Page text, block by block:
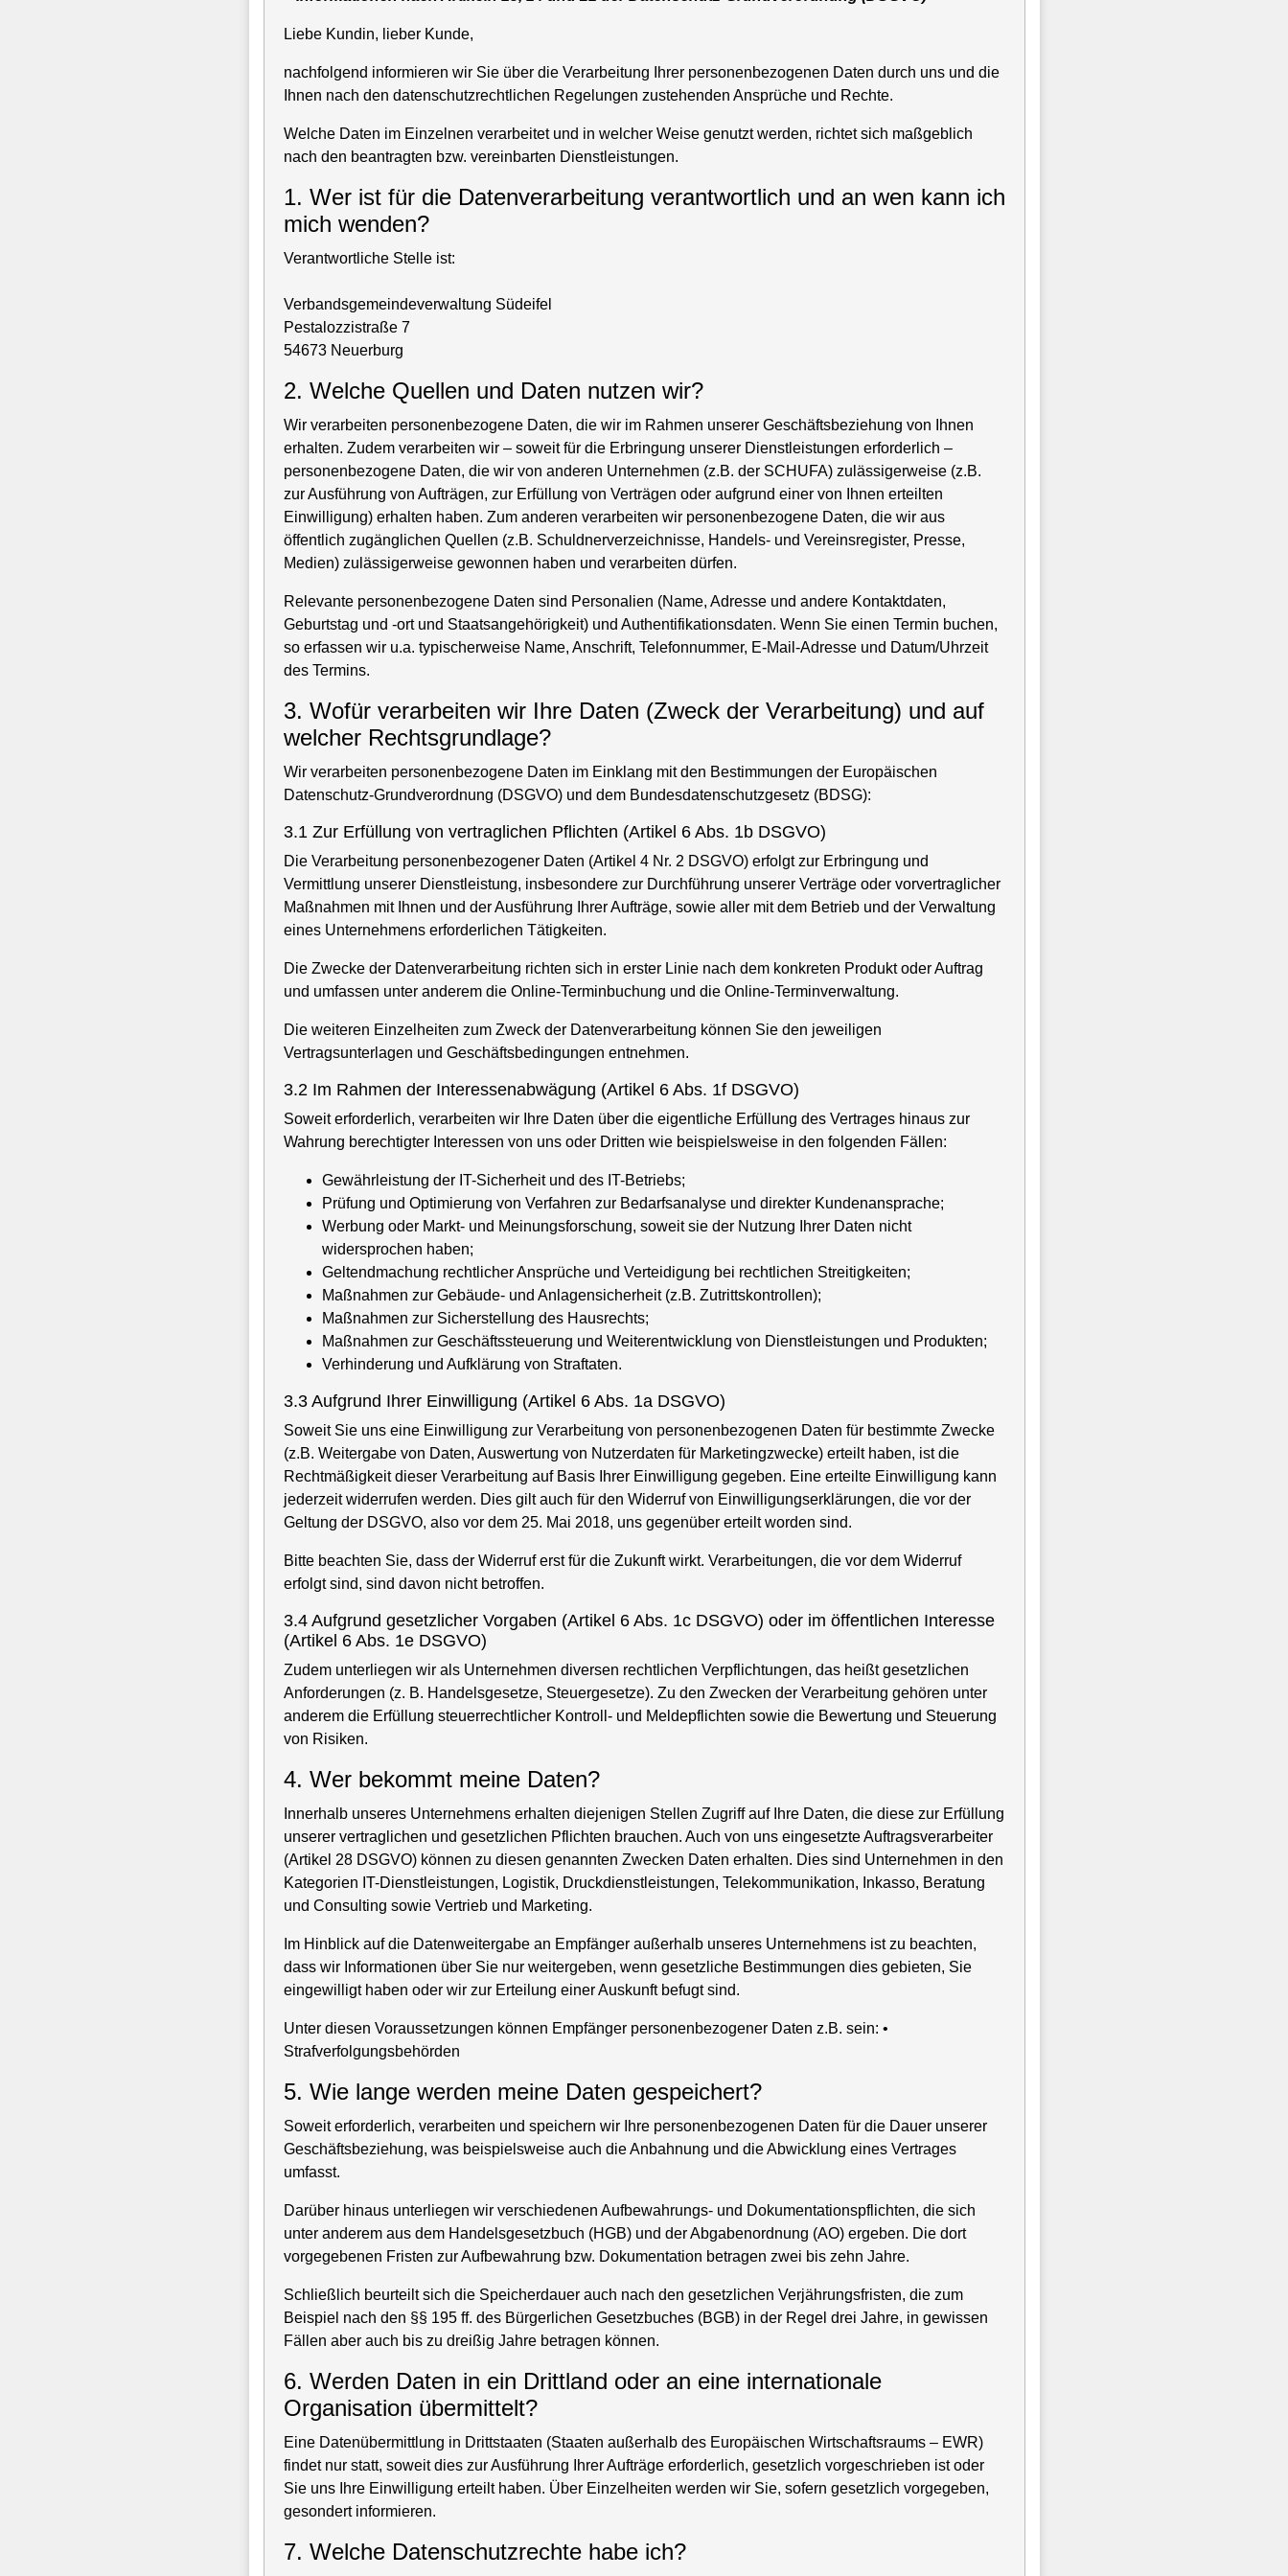
Liebe Kundin, lieber Kunde,
nachfolgend informieren wir Sie über die Verarbeitung Ihrer personenbezogenen Daten durch uns und die
Ihnen nach den datenschutzrechtlichen Regelungen zustehenden Ansprüche und Rechte.
Welche Daten im Einzelnen verarbeitet und in welcher Weise genutzt werden, richtet sich maßgeblich
nach den beantragten bzw. vereinbarten Dienstleistungen.
1. Wer ist für die Datenverarbeitung verantwortlich und an wen kann ich
mich wenden?
Verantwortliche Stelle ist:
Verbandsgemeindeverwaltung Südeifel
Pestalozzistraße 7
54673 Neuerburg
2. Welche Quellen und Daten nutzen wir?
Wir verarbeiten personenbezogene Daten, die wir im Rahmen unserer Geschäftsbeziehung von Ihnen
erhalten. Zudem verarbeiten wir – soweit für die Erbringung unserer Dienstleistungen erforderlich –
personenbezogene Daten, die wir von anderen Unternehmen (z.B. der SCHUFA) zulässigerweise (z.B.
zur Ausführung von Aufträgen, zur Erfüllung von Verträgen oder aufgrund einer von Ihnen erteilten
Einwilligung) erhalten haben. Zum anderen verarbeiten wir personenbezogene Daten, die wir aus
öffentlich zugänglichen Quellen (z.B. Schuldnerverzeichnisse, Handels- und Vereinsregister, Presse,
Medien) zulässigerweise gewonnen haben und verarbeiten dürfen.
Relevante personenbezogene Daten sind Personalien (Name, Adresse und andere Kontaktdaten,
Geburtstag und -ort und Staatsangehörigkeit) und Authentifikationsdaten. Wenn Sie einen Termin buchen,
so erfassen wir u.a. typischerweise Name, Anschrift, Telefonnummer, E-Mail-Adresse und Datum/Uhrzeit
des Termins.
3. Wofür verarbeiten wir Ihre Daten (Zweck der Verarbeitung) und auf
welcher Rechtsgrundlage?
Wir verarbeiten personenbezogene Daten im Einklang mit den Bestimmungen der Europäischen
Datenschutz-Grundverordnung (DSGVO) und dem Bundesdatenschutzgesetz (BDSG):
3.1 Zur Erfüllung von vertraglichen Pflichten (Artikel 6 Abs. 1b DSGVO)
Die Verarbeitung personenbezogener Daten (Artikel 4 Nr. 2 DSGVO) erfolgt zur Erbringung und
Vermittlung unserer Dienstleistung, insbesondere zur Durchführung unserer Verträge oder vorvertraglicher
Maßnahmen mit Ihnen und der Ausführung Ihrer Aufträge, sowie aller mit dem Betrieb und der Verwaltung
eines Unternehmens erforderlichen Tätigkeiten.
Die Zwecke der Datenverarbeitung richten sich in erster Linie nach dem konkreten Produkt oder Auftrag
und umfassen unter anderem die Online-Terminbuchung und die Online-Terminverwaltung.
Die weiteren Einzelheiten zum Zweck der Datenverarbeitung können Sie den jeweiligen
Vertragsunterlagen und Geschäftsbedingungen entnehmen.
3.2 Im Rahmen der Interessenabwägung (Artikel 6 Abs. 1f DSGVO)
Soweit erforderlich, verarbeiten wir Ihre Daten über die eigentliche Erfüllung des Vertrages hinaus zur
Wahrung berechtigter Interessen von uns oder Dritten wie beispielsweise in den folgenden Fällen:
Gewährleistung der IT-Sicherheit und des IT-Betriebs;
Prüfung und Optimierung von Verfahren zur Bedarfsanalyse und direkter Kundenansprache;
Werbung oder Markt- und Meinungsforschung, soweit sie der Nutzung Ihrer Daten nicht
widersprochen haben;
Geltendmachung rechtlicher Ansprüche und Verteidigung bei rechtlichen Streitigkeiten;
Maßnahmen zur Gebäude- und Anlagensicherheit (z.B. Zutrittskontrollen);
Maßnahmen zur Sicherstellung des Hausrechts;
Maßnahmen zur Geschäftssteuerung und Weiterentwicklung von Dienstleistungen und Produkten;
Verhinderung und Aufklärung von Straftaten.
3.3 Aufgrund Ihrer Einwilligung (Artikel 6 Abs. 1a DSGVO)
Soweit Sie uns eine Einwilligung zur Verarbeitung von personenbezogenen Daten für bestimmte Zwecke
(z.B. Weitergabe von Daten, Auswertung von Nutzerdaten für Marketingzwecke) erteilt haben, ist die
Rechtmäßigkeit dieser Verarbeitung auf Basis Ihrer Einwilligung gegeben. Eine erteilte Einwilligung kann
jederzeit widerrufen werden. Dies gilt auch für den Widerruf von Einwilligungserklärungen, die vor der
Geltung der DSGVO, also vor dem 25. Mai 2018, uns gegenüber erteilt worden sind.
Bitte beachten Sie, dass der Widerruf erst für die Zukunft wirkt. Verarbeitungen, die vor dem Widerruf
erfolgt sind, sind davon nicht betroffen.
3.4 Aufgrund gesetzlicher Vorgaben (Artikel 6 Abs. 1c DSGVO) oder im öffentlichen Interesse
(Artikel 6 Abs. 1e DSGVO)
Zudem unterliegen wir als Unternehmen diversen rechtlichen Verpflichtungen, das heißt gesetzlichen
Anforderungen (z. B. Handelsgesetze, Steuergesetze). Zu den Zwecken der Verarbeitung gehören unter
anderem die Erfüllung steuerrechtlicher Kontroll- und Meldepflichten sowie die Bewertung und Steuerung
von Risiken.
4. Wer bekommt meine Daten?
Innerhalb unseres Unternehmens erhalten diejenigen Stellen Zugriff auf Ihre Daten, die diese zur Erfüllung
unserer vertraglichen und gesetzlichen Pflichten brauchen. Auch von uns eingesetzte Auftragsverarbeiter
(Artikel 28 DSGVO) können zu diesen genannten Zwecken Daten erhalten. Dies sind Unternehmen in den
Kategorien IT-Dienstleistungen, Logistik, Druckdienstleistungen, Telekommunikation, Inkasso, Beratung
und Consulting sowie Vertrieb und Marketing.
Im Hinblick auf die Datenweitergabe an Empfänger außerhalb unseres Unternehmens ist zu beachten,
dass wir Informationen über Sie nur weitergeben, wenn gesetzliche Bestimmungen dies gebieten, Sie
eingewilligt haben oder wir zur Erteilung einer Auskunft befugt sind.
Unter diesen Voraussetzungen können Empfänger personenbezogener Daten z.B. sein: •
Strafverfolgungsbehörden
5. Wie lange werden meine Daten gespeichert?
Soweit erforderlich, verarbeiten und speichern wir Ihre personenbezogenen Daten für die Dauer unserer
Geschäftsbeziehung, was beispielsweise auch die Anbahnung und die Abwicklung eines Vertrages
umfasst.
Darüber hinaus unterliegen wir verschiedenen Aufbewahrungs- und Dokumentationspflichten, die sich
unter anderem aus dem Handelsgesetzbuch (HGB) und der Abgabenordnung (AO) ergeben. Die dort
vorgegebenen Fristen zur Aufbewahrung bzw. Dokumentation betragen zwei bis zehn Jahre.
Schließlich beurteilt sich die Speicherdauer auch nach den gesetzlichen Verjährungsfristen, die zum
Beispiel nach den §§ 195 ff. des Bürgerlichen Gesetzbuches (BGB) in der Regel drei Jahre, in gewissen
Fällen aber auch bis zu dreißig Jahre betragen können.
6. Werden Daten in ein Drittland oder an eine internationale
Organisation übermittelt?
Eine Datenübermittlung in Drittstaaten (Staaten außerhalb des Europäischen Wirtschaftsraums – EWR)
findet nur statt, soweit dies zur Ausführung Ihrer Aufträge erforderlich, gesetzlich vorgeschrieben ist oder
Sie uns Ihre Einwilligung erteilt haben. Über Einzelheiten werden wir Sie, sofern gesetzlich vorgegeben,
gesondert informieren.
7. Welche Datenschutzrechte habe ich?